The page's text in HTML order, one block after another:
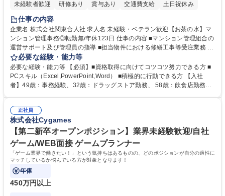
未経験者歓迎
研修あり 賞与あり 交通費支給 土日祝休み
仕事の内容
企業名 株式会社関東合人社 求人名 未経験・ベテラン歓迎【お茶の水】マ
ンション管理事務◎転勤無/年休123日 仕事の内容 ■マンション管理組合の
運営サポート及び管理員の指導 ■担当物件における修繕工事等受注業務 ■
事務所内での事務業務等 ★異業界からの転職者が多数活躍しています
【年収補足】532万円 ＋別途インセンティヴで平均約100万円/年（昨年度
実績） ＋管理業務主任者資格手当50,000円/月 ★親会社である株式会社合
人社計画研究所社のグループ会社として、質の高いサービスと適性価格を
無/年休123日
必要な経験・能力等
必要な経験・能力等 【必須】■資格取得に向けてコツコツ努力できる方 ■
PCスキル（Excel,PowerPoint,Word） ■積極的に行動できる方 【入社
者】49歳：事務経験、32歳：ドラッグストア勤務、 58歳：飲食店勤務
得出来ております！ 【魅力】■フレックス制度、未経験からでも下限年収
を一律支給！ ■管理業務主任者資格取得後には50,000円/月の手当あり！
学歴・資格 学歴：大学院 大学 高専 短大 専修学校 高校 語学力： 資格：第
一種運転免許普通自動車
正社員
株式会社Cygames
【第二新卒オープンポジション】業界未経験歓迎/自社
ゲーム/WEB面接 ゲームプランナー
「ゲーム業界で働きたい！」という気持ちはあるものの、どのポジションが自分の適性に
マッチしているか悩んでいる方が対象となります！
年俸
450万円以上